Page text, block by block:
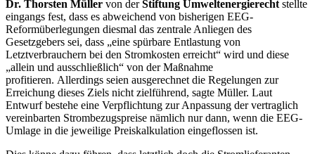
Dr. Thorsten Müller von derStiftung Umweltenergierecht stellte
eingangs fest, dass es abweichend von bisherigen EEG-
Reformüberlegungen diesmal das zentrale Anliegen des
Gesetzgebers sei, dass „eine spürbare Entlastung von
Letztverbrauchern bei den Stromkosten erreicht“ wird und diese
„allein und ausschließlich“ von der Maßnahme
profitieren. Allerdings seien ausgerechnet die Regelungen zur
Erreichung dieses Ziels nicht zielführend, sagte Müller. Laut
Entwurf bestehe eine Verpflichtung zur Anpassung der vertraglich
vereinbarten Strombezugspreise nämlich nur dann, wenn die EEG-
Umlage in die jeweilige Preiskalkulation eingeflossen ist.